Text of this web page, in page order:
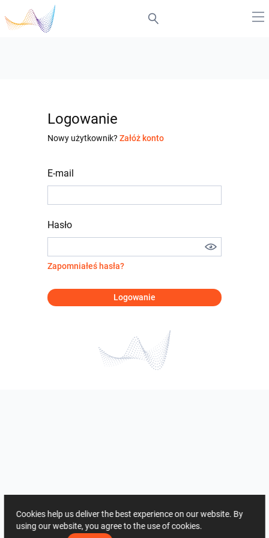
Logowanie
Nowy użytkownik? Załóż konto
E-mail
Hasło
Zapomniałeś hasła?
Logowanie
Cookies help us deliver the best experience on our website. By
using our website, you agree to the use of cookies.